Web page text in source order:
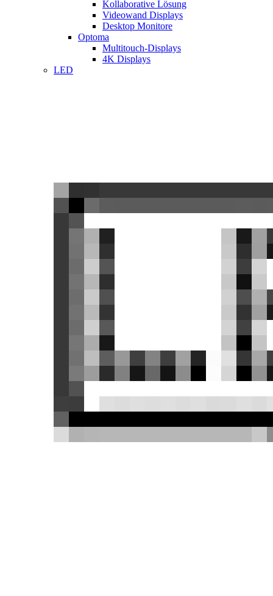
Kollaborative Lösung
Videowand Displays
Desktop Monitore
Optoma
Multitouch-Displays
4K Displays
LED